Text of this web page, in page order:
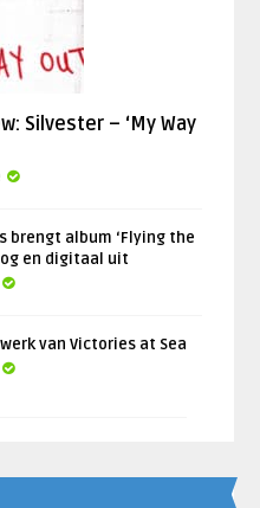
Silvester – ‘My Way
brengt album ‘Flying the
en digitaal uit
van Victories at Sea